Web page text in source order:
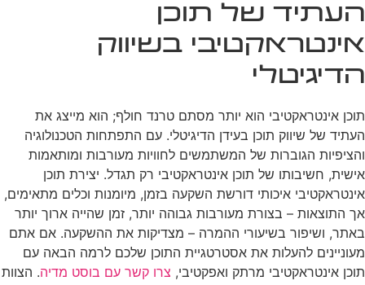
העתיד של תוכן
אינטראקטיבי בשיווק
הדיגיטלי
תוכן אינטראקטיבי הוא יותר מסתם טרנד חולף; הוא מייצג את
העתיד של שיווק תוכן בעידן הדיגיטלי. עם התפתחות הטכנולוגיה
והציפיות הגוברות של המשתמשים לחוויות מעורבות ומותאמות
אישית, חשיבותו של תוכן אינטראקטיבי רק תגדל. יצירת תוכן
אינטראקטיבי איכותי דורשת השקעה בזמן, מיומנות וכלים מתאימים,
אך התוצאות – בצורת מעורבות גבוהה יותר, זמן שהייה ארוך יותר
באתר, ושיפור בשיעורי ההמרה – מצדיקות את ההשקעה. אם אתם
מעוניינים להעלות את אסטרטגיית התוכן שלכם לרמה הבאה עם
תוכן אינטראקטיבי מרתק ואפקטיבי, צרו קשר עם בוסט מדיה. הצוות